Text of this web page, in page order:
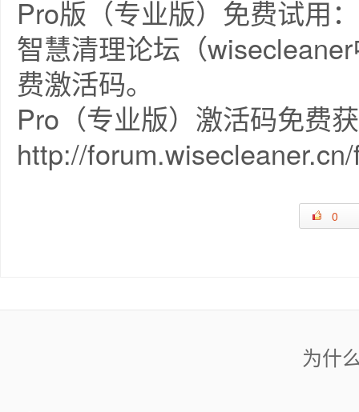
Pro版（专业版）免费试用：
智慧清理论坛（
费激活码。
Pro（专业版）激活码免费
http://
0
为什